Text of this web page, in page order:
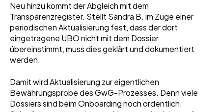
Neu hinzu kommt der Abgleich mit dem
Transparenzregister. Stellt Sandra B. im Zuge einer
periodischen Aktualisierung fest, dass der dort
eingetragene UBO nicht mit dem Dossier
übereinstimmt, muss dies geklärt und dokumentiert
werden.
Damit wird Aktualisierung zur eigentlichen
Bewährungsprobe des GwG-Prozesses. Denn viele
Dossiers sind beim Onboarding noch ordentlich.